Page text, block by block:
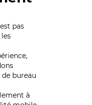
pas
bureau
à